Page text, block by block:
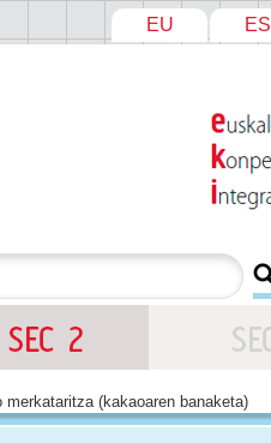
EU ES
merkataritza (kakaoaren banaketa)